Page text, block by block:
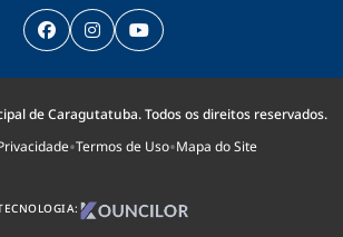
de Caragutatuba. Todos os direitos reservados.
•Termos de Uso•Mapa do Site